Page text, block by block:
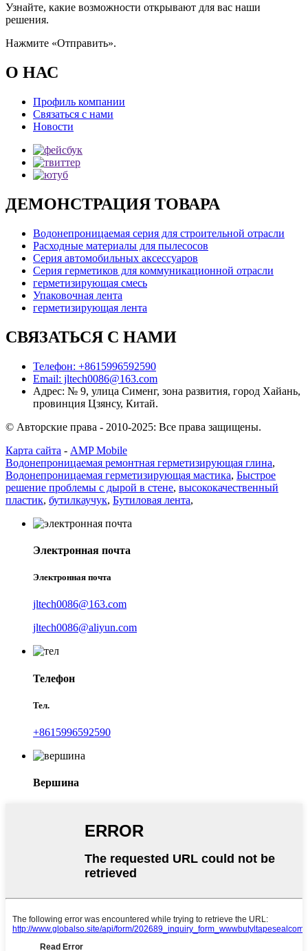
Узнайте, какие возможности открывают для вас наши
решения.
Нажмите «Отправить».
О НАС
Профиль компании
Связаться с нами
Новости
ДЕМОНСТРАЦИЯ ТОВАРА
Водонепроницаемая серия для строительной отрасли
Расходные материалы для пылесосов
Серия автомобильных аксессуаров
Серия герметиков для коммуникационной отрасли
герметизирующая смесь
Упаковочная лента
герметизирующая лента
СВЯЗАТЬСЯ С НАМИ
Телефон: +8615996592590
Email: jltech0086@163.com
Адрес: № 9, улица Сименг, зона развития, город Хайань,
провинция Цзянсу, Китай.
© Авторские права - 2010-2025: Все права защищены.
Карта сайта - AMP Mobile
Водонепроницаемая ремонтная герметизирующая глина,
Водонепроницаемая герметизирующая мастика, Быстрое
решение проблемы с дырой в стене, высококачественный
пластик, бутилкаучук, Бутиловая лента,
Электронная почта
Электронная почта
jltech0086@163.com
jltech0086@aliyun.com
Телефон
Тел.
+8615996592590
Вершина